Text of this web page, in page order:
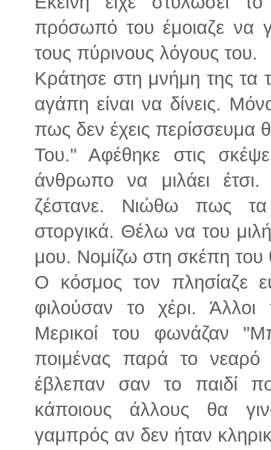
πρόσωπό του έμοιαζε να
τους πύρινους λόγους του.
Κράτησε στη μνήμη της τα
αγάπη είναι να δίνεις.
πως δεν έχεις περίσσευμα
Του." Αφέθηκε στις
άνθρωπο να μιλάει
ζέστανε. Νιώθω πως τα
στοργικά. Θέλω να του
μου. Νομίζω στη σκέπη
Ο κόσμος τον πλησίαζε
φιλούσαν το χέρι. Άλλοι
Μερικοί του φωνάζαν
ποιμένας παρά το νεαρό
έβλεπαν σαν το παιδί
κάποιους άλλους θα
γαμπρός αν δεν ήταν